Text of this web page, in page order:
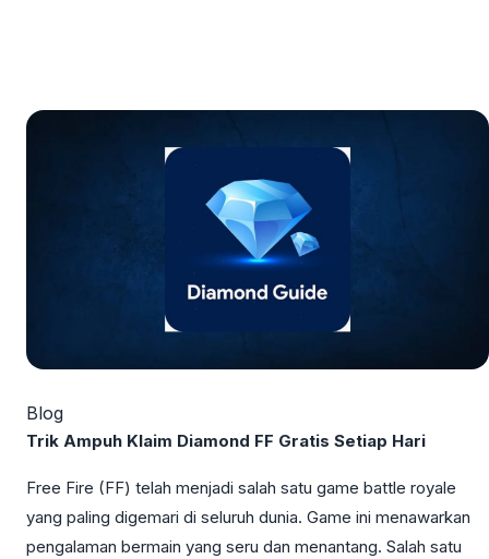
Blog
Trik Ampuh Klaim Diamond FF Gratis Setiap Hari
Free Fire (FF) telah menjadi salah satu game battle royale
yang paling digemari di seluruh dunia. Game ini menawarkan
pengalaman bermain yang seru dan menantang. Salah satu